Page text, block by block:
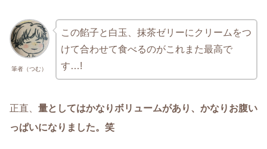
筆者（つむ）
この餡子と白玉、抹茶ゼリーにクリームをつ
けて合わせて食べるのがこれまた最高で
す…!
正直、 量としてはかなりボリュームがあり、かなりお腹い
っぱいになりました。笑